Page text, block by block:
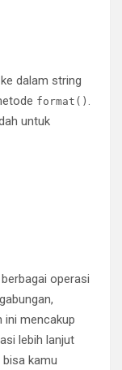
dalam string
format() .
untuk
operasi
ini mencakup
lebih lanjut
kamu